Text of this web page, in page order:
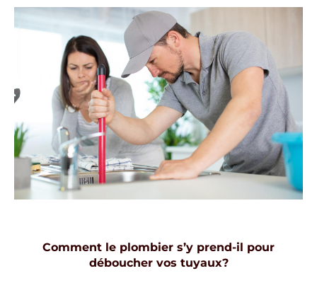
Comment le plombier s’y prend-il pour
déboucher vos tuyaux?